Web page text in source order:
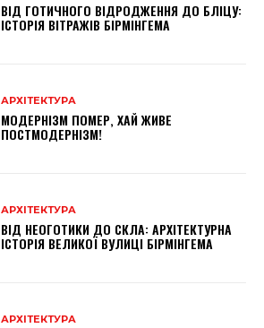
ВІД ГОТИЧНОГО ВІДРОДЖЕННЯ ДО БЛІЦУ:
ІСТОРІЯ ВІТРАЖІВ БІРМІНГЕМА
АРХІТЕКТУРА
МОДЕРНІЗМ ПОМЕР, ХАЙ ЖИВЕ
ПОСТМОДЕРНІЗМ!
АРХІТЕКТУРА
ВІД НЕОГОТИКИ ДО СКЛА: АРХІТЕКТУРНА
ІСТОРІЯ ВЕЛИКОЇ ВУЛИЦІ БІРМІНГЕМА
АРХІТЕКТУРА